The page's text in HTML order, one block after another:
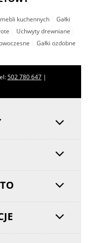
kuchennych
Gałki
Uchwyty drewniane
Gałki ozdobne
502 780 647 |